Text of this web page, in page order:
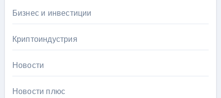
Бизнес и инвестиции
Криптоиндустрия
Новости
Новости плюс